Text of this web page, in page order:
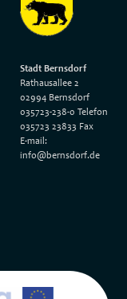
Stadt Bernsdorf
Rathausallee 2
02994 Bernsdorf
035723-238-0 Telefon
035723 23833 Fax
E-mail:
info@bernsdorf.de